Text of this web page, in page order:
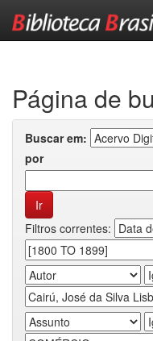
Página de
Buscar em:
por
Filtros correntes: